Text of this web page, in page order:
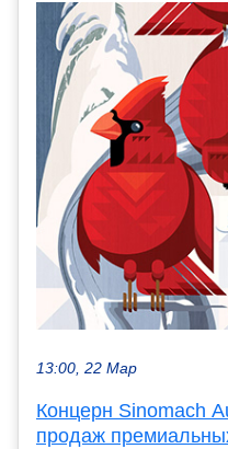
13:00, 22 Мар
Концерн Sinomach
продаж